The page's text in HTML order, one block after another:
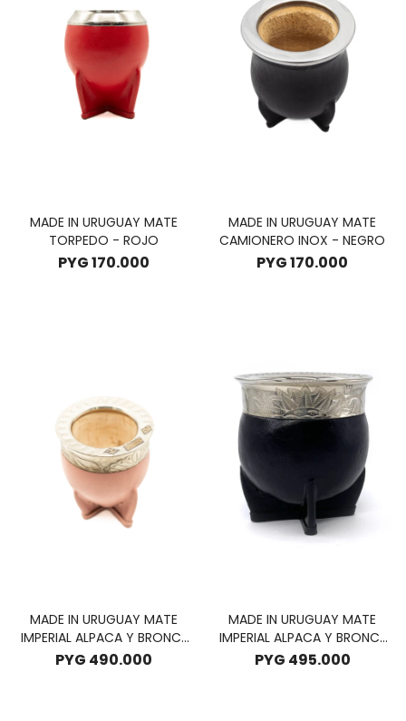
MADE IN URUGUAY MATE
TORPEDO - ROJO
PYG170.000
MADE IN URUGUAY MATE
CAMIONERO INOX - NEGRO
PYG170.000
MADE IN URUGUAY MATE
IMPERIAL ALPACA Y BRONCE
ROSA - ROSA
PYG 490.000
MADE IN URUGUAY MATE
IMPERIAL ALPACA Y BRONCE
CERAMICA - NEGRO
PYG 495.000